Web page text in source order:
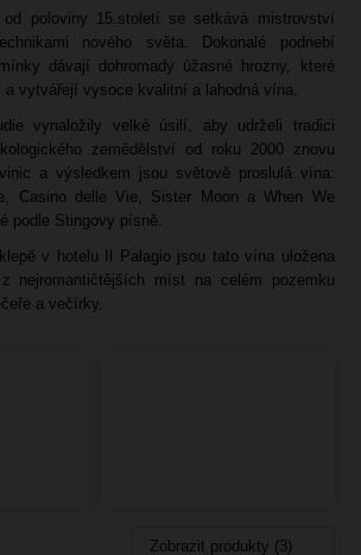
poloviny 15.století se setkává mistrovství
nového světa. Dokonalé podnebí
dávají dohromady úžasné hrozny, které
a vytvářejí vysoce kvalitní a lahodná vína.
vynaložily velké úsilí, aby udrželi tradici
zemědělství od roku 2000 znovu
a výsledkem jsou světově proslulá vína:
Casino delle Vie, Sister Moon a When We
podle Stingovy písně.
v hotelu Il Palagio jsou tato vína uložena
nejromantičtějších míst na celém pozemku
a večírky.
Zobrazit produkty (3)